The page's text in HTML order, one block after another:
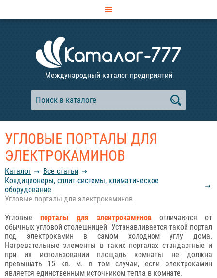
Международный каталог предприятий
УГЛОВЫЕ ПОРТАЛЫ ДЛЯ
ЭЛЕКТРОКАМИНОВ
Каталог
Все статьи
Кондиционеры, сплит-системы, климатическое
оборудование
Угловые порталы для электрокаминов
Угловыепорталы для электрокаминовотличаются от
обычных угловой столешницей. Устанавливается такой портал
под электрокамин в самом холодном углу дома.
Нагревательные элементы в таких порталах стандартные и
при их использовании площадь комнаты не должна
превышать 15 кв. м. в том случаи, если электрокамин
является единственным источником тепла в комнате.